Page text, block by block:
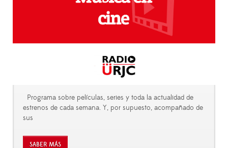
Programa sobre películas, series y toda la actualidad de
estrenos de cada semana. Y, por supuesto, acompañado de
sus
SABER MÁS